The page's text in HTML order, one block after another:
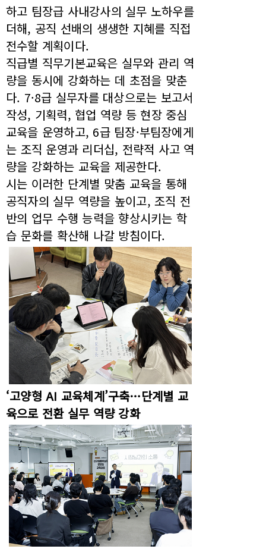
하고 팀장급 사내강사의 실무 노하우를
더해, 공직 선배의 생생한 지혜를 직접
전수할 계획이다.
직급별 직무기본교육은 실무와 관리 역
량을 동시에 강화하는 데 초점을 맞춘
다. 7·8급 실무자를 대상으로는 보고서
작성, 기획력, 협업 역량 등 현장 중심
교육을 운영하고, 6급 팀장·부팀장에게
는 조직 운영과 리더십, 전략적 사고 역
량을 강화하는 교육을 제공한다.
시는 이러한 단계별 맞춤 교육을 통해
공직자의 실무 역량을 높이고, 조직 전
반의 업무 수행 능력을 향상시키는 학
습 문화를 확산해 나갈 방침이다.
‘고양형 AI 교육체계’구축…단계별 교
육으로 전환 실무 역량 강화